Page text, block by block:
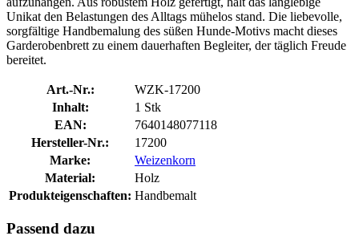
Unikat den Belastungen des Alltags mühelos stand. Die liebevolle,
sorgfältige Handbemalung des süßen Hunde-Motivs macht dieses
Garderobenbrett zu einem dauerhaften Begleiter, der täglich Freude
bereitet.
Art.-Nr.:
WZK-17200
Inhalt:
1 Stk
EAN:
7640148077118
Hersteller-Nr.:
17200
Marke:
Weizenkorn
Material:
Holz
Produkteigenschaften: Handbemalt
Passend dazu